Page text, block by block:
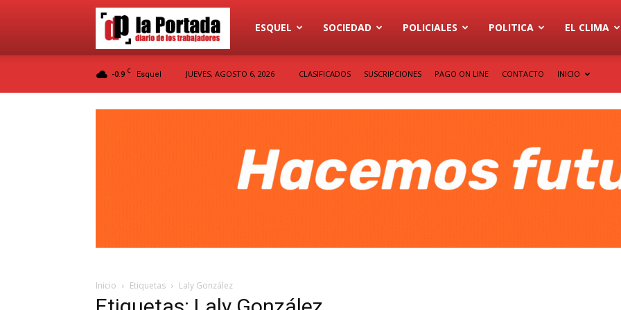
Diario
La
ESQUEL SOCIEDAD POLICIALES POLITICA EL CLIMA
-0.9 C Esquel JUEVES, AGOSTO 6, 2026 CLASIFICADOS SUSCRIPCIONES PAGO ON LINE CONTACTO INICIO
Inicio Etiquetas Laly González